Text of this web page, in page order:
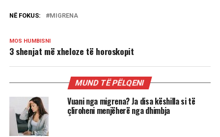
NË FOKUS: MIGRENA
MOS HUMBISNI
3 shenjat më xheloze të horoskopit
MUND TË PËLQENI
Vuani nga migrena? Ja disa këshilla si të
çliroheni menjëherë nga dhimbja